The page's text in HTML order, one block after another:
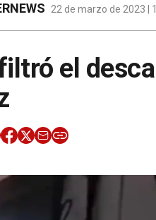
22 de marzo de 2023 |
el